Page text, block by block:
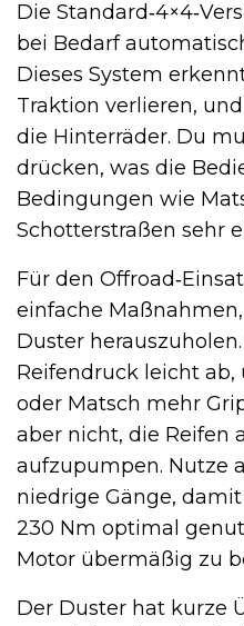
Die
bei Bedarf
Dieses System
Traktion verlieren,
die Hinterräder. Du
drücken, was die
Bedingungen wie
Schotterstraßen sehr
Für den
einfache
Duster
Reifendruck leicht ab,
oder Matsch mehr
aber nicht, die Reifen
aufzupumpen. Nutze
niedrige Gänge,
230 Nm optimal
Motor übermäßig zu
Der Duster hat kurze